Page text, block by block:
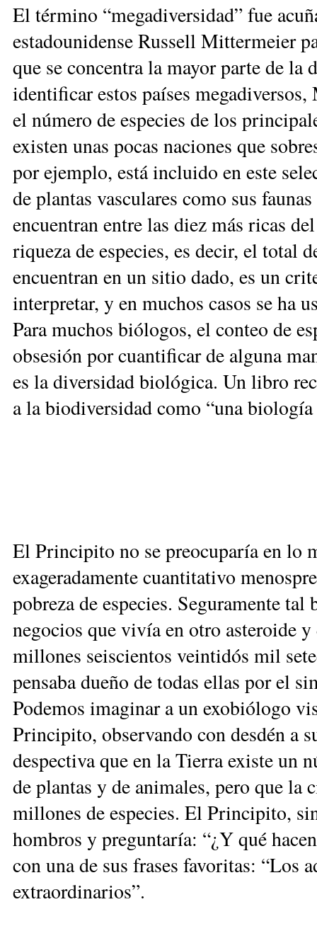
El término “megadiversidad” fue
estadounidense Russell Mittermeier
que se concentra la mayor parte de
identificar estos países
el número de especies de los
existen unas pocas naciones que
por ejemplo, está incluido en este
de plantas vasculares como sus
encuentran entre las diez más ricas
riqueza de especies, es decir, el total
encuentran en un sitio dado, es un
interpretar, y en muchos casos se ha
Para muchos biólogos, el conteo de
obsesión por cuantificar de alguna
es la diversidad biológica. Un libro
a la biodiversidad como “una
El Principito no se preocuparía en lo
exageradamente cuantitativo
pobreza de especies. Seguramente
negocios que vivía en otro asteroide
millones seiscientos veintidós mil
pensaba dueño de todas ellas por el
Podemos imaginar a un exobiólogo
Principito, observando con desdén a
despectiva que en la Tierra existe un
de plantas y de animales, pero que la
millones de especies. El Principito,
hombros y preguntaría: “¿Y qué
con una de sus frases favoritas: “Los
extraordinarios”.